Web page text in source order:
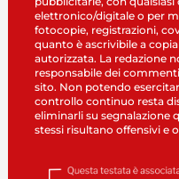
elettronico/digitale o per
fotocopie, registrazioni,
quanto è ascrivibile a
autorizzata. La redazione
responsabile dei
sito. Non potendo
controllo continuo resta
eliminarli su segnalazione
stessi risultano offensivi e